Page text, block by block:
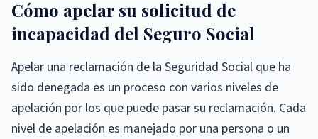
Cómo apelar su solicitud de
incapacidad del Seguro Social
Apelar una reclamación de la Seguridad Social que ha
sido denegada es un proceso con varios niveles de
apelación por los que puede pasar su reclamación. Cada
nivel de apelación es manejado por una persona o un